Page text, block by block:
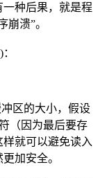
种后果，就是程
溃”。
区的大小，假设
（因为最后要存
就可以避免读入
加安全。